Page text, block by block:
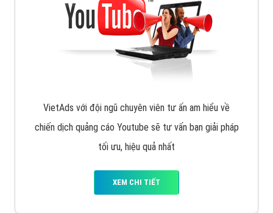
VietAds với đội ngũ chuyên viên tư ấn am hiểu về
chiến dịch quảng cáo Youtube sẽ tư vấn bạn giải pháp
tối ưu, hiệu quả nhất
XEM CHI TIẾT